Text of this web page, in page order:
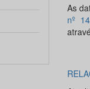
As
nº